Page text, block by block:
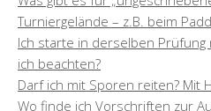
Turniergelände – z.B. beim
Ich starte in derselben
ich beachten?
Darf ich mit Sporen reiten? Mit
Wo finde ich Vorschriften zur